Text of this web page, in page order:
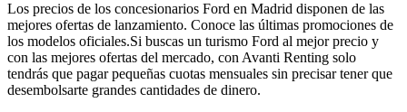
Los precios de los concesionarios Ford en Madrid disponen de las
mejores ofertas de lanzamiento. Conoce las últimas promociones de
los modelos oficiales.Si buscas un turismo Ford al mejor precio y
con las mejores ofertas del mercado, con Avanti Renting solo
tendrás que pagar pequeñas cuotas mensuales sin precisar tener que
desembolsarte grandes cantidades de dinero.